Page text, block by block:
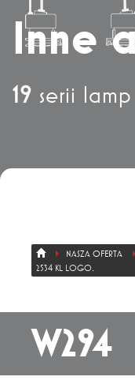
Inne
19 serii lamp
NASZA OFERTA
2534 KL LOGO.
W294